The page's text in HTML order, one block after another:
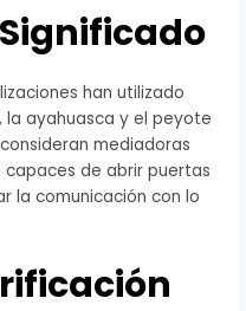
han utilizado
ayahuasca y el peyote
mediadoras
de abrir puertas
la comunicación con lo